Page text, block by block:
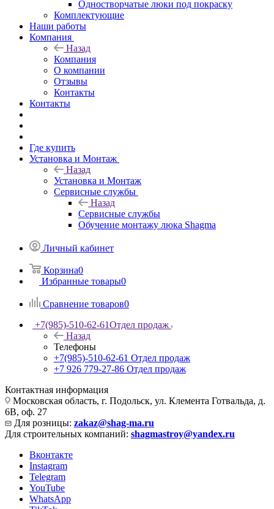
Одностворчатые люки под покраску
Комплектующие
Наши работы
Компания
Назад
Компания
О компании
Отзывы
Контакты
Контакты
Где купить
Установка и Монтаж
Назад
Установка и Монтаж
Сервисные службы
Назад
Сервисные службы
Обучение монтажу люка Shagma
Личный кабинет
Корзина0
Избранные товары0
Сравнение товаров0
+7(985)-510-62-61Отдел продаж
Назад
Телефоны
+7(985)-510-62-61 Отдел продаж
‪+7 926 779-27-86‬ Отдел продаж
Контактная информация
Московская область, г. Подольск, ул. Клемента Готвальда, д.
6В, оф. 27
Для розницы: zakaz@shag-ma.ru
Для строительных компаний: shagmastroy@yandex.ru
Вконтакте
Instagram
Telegram
YouTube
WhatsApp